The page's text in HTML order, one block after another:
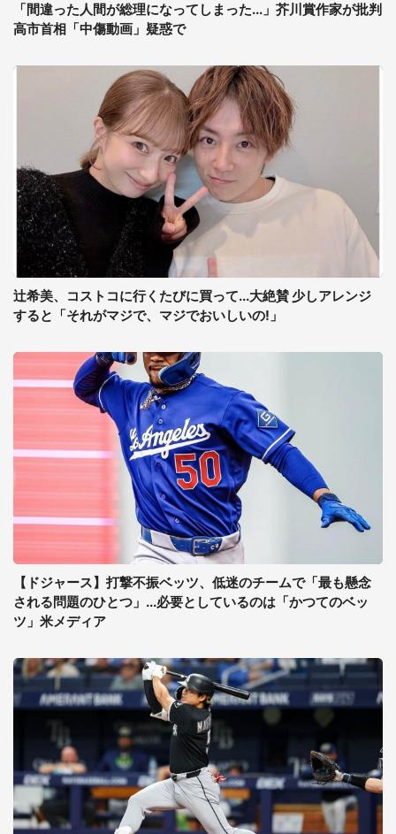
「間違った人間が総理になってしまった...」芥川賞作家が批判
高市首相「中傷動画」疑惑で
辻希美、コストコに行くたびに買って...大絶賛 少しアレンジ
すると「それがマジで、マジでおいしいの!」
【ドジャース】打撃不振ベッツ、低迷のチームで「最も懸念
される問題のひとつ」...必要としているのは「かつてのベッ
ツ」米メディア